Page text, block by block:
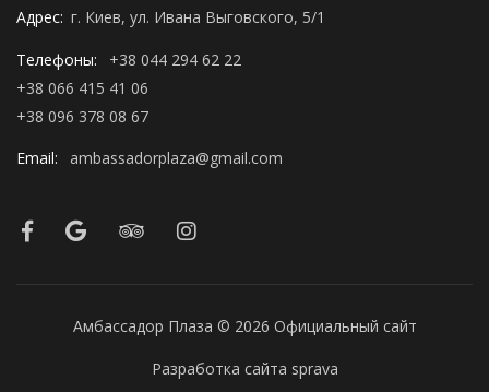
Адрес: г. Киев, ул. Ивана Выговского, 5/1
Телефоны:
+38 044 294 62 22
+38 066 415 41 06
+38 096 378 08 67
Email: ambassadorplaza@gmail.com
Амбассадор Плаза © 2026 Официальный сайт
Разработка сайта sprava